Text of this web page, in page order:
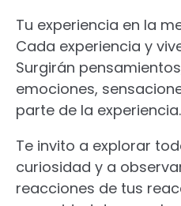
Tu experiencia en la
Cada experiencia y
Surgirán
emociones,
parte de la experiencia.
Te invito a explorar
curiosidad y a
reacciones de tus